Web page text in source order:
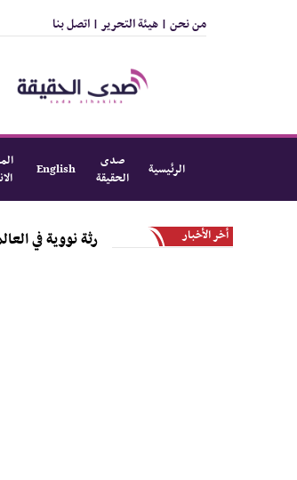
من نحن | هيئة التحرير | اتصل بنا
الرئيسية
صدى
الحقيقة
English
أخر الأخبار
الذي تسبب بأسوأ كارثة نووية في العالم